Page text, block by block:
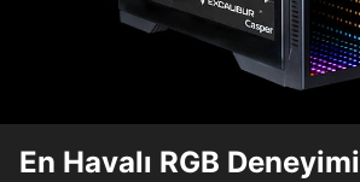
En Havalı RGB Deneyimi